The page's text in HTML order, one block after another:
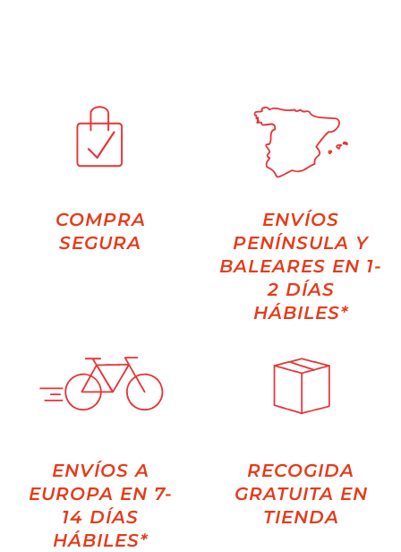
COMPRA
SEGURA
ENVÍOS
PENÍNSULA Y
BALEARES EN 1-
2 DÍAS
HÁBILES*
ENVÍOS A
EUROPA EN 7-
14 DÍAS
HÁBILES*
RECOGIDA
GRATUITA EN
TIENDA